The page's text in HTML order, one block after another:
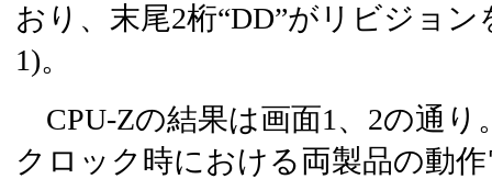
おり、末尾2桁“DD”がリビジョ
1)。
CPU-Zの結果は画面1、2の通り
クロック時における両製品の動